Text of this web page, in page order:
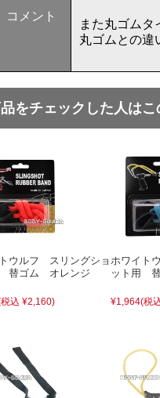
コメント
また丸ゴムタ
丸ゴムとの違
をチェックした人は
ウルフ スリングショ
替ゴム オレンジ
込 ¥2,160)
ホワイト
ット用
¥1,964(税